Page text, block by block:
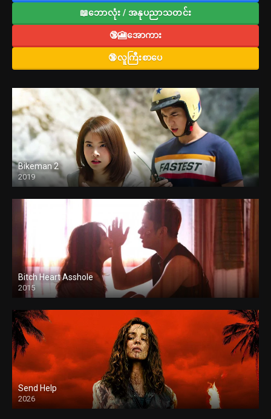
📖ဘောလုံး / အနုပညာသတင်း
🔞🎦အောကား
🔞လူကြီးစာပေ
Bikeman 2
2019
Bitch Heart Asshole
2015
Send Help
2026